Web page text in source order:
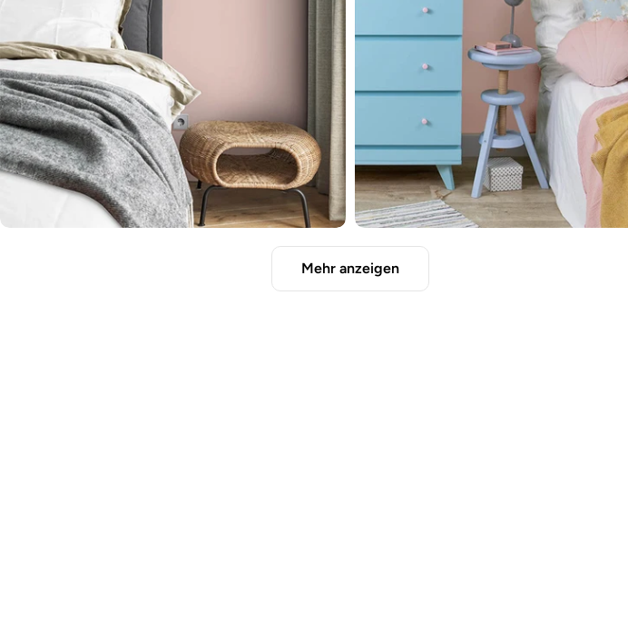
Sie das Medium 4 im Modalformat Öffnen Sie das Medium 5 im Modalformat
Mehr anzeigen